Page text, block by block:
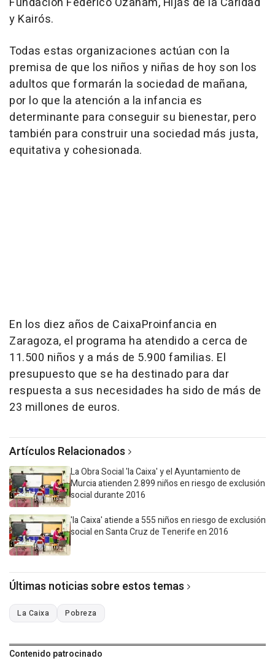
y Kairós.
Todas estas organizaciones actúan con la
premisa de que los niños y niñas de hoy son los
adultos que formarán la sociedad de mañana,
por lo que la atención a la infancia es
determinante para conseguir su bienestar, pero
también para construir una sociedad más justa,
equitativa y cohesionada.
En los diez años de CaixaProinfancia en
Zaragoza, el programa ha atendido a cerca de
11.500 niños y a más de 5.900 familias. El
presupuesto que se ha destinado para dar
respuesta a sus necesidades ha sido de más de
23 millones de euros.
Artículos Relacionados
La Obra Social 'la Caixa' y el Ayuntamiento de
Murcia atienden 2.899 niños en riesgo de exclusión
social durante 2016
'la Caixa' atiende a 555 niños en riesgo de exclusión
social en Santa Cruz de Tenerife en 2016
Últimas noticias sobre estos temas
La Caixa Pobreza
Contenido patrocinado